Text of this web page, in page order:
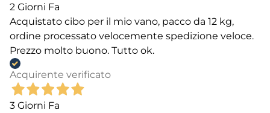
2 Giorni Fa
Acquistato cibo per il mio vano, pacco da 12 kg,
ordine processato velocemente spedizione veloce.
Prezzo molto buono. Tutto ok.
Acquirente verificato
3 Giorni Fa